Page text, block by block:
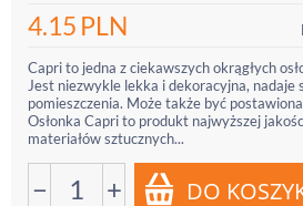
4.15 PLN
Capri to jedna z ciekawszych okrągłych
Jest niezwykle lekka i dekoracyjna, nadaje
pomieszczenia. Może także być
Osłonka Capri to produkt najwyższej
materiałów sztucznych...
− +